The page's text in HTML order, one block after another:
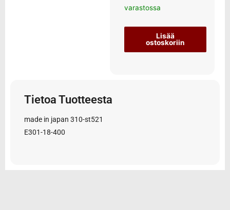
varastossa
Lisää
ostoskoriin
Tietoa Tuotteesta
made in japan 310-st521
E301-18-400